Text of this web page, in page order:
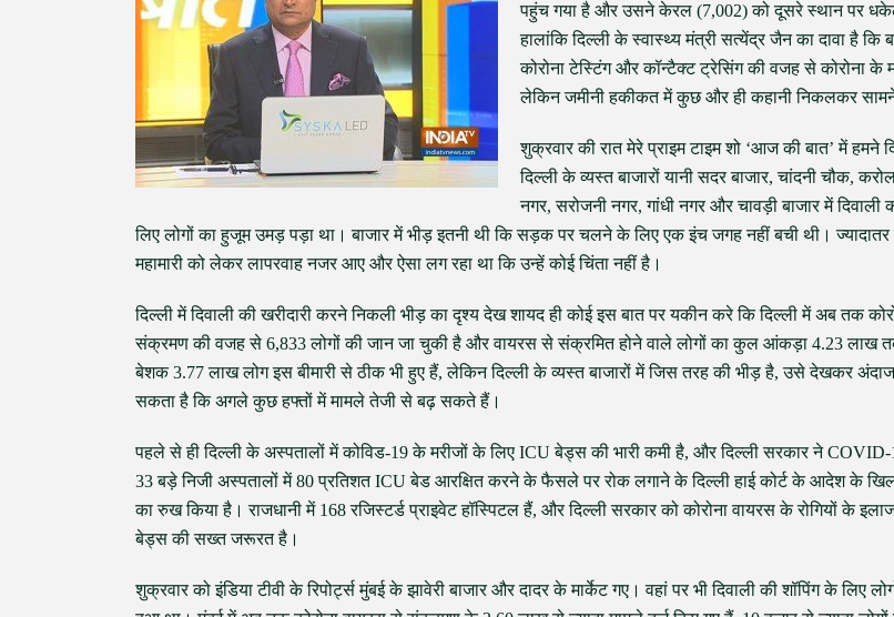
पहुंच गया है और उसने केरल (7,002) को दूसरे स्थान पर
हालांकि दिल्ली के स्वास्थ्य मंत्री सत्येंद्र जैन का दावा है कि
कोरोना टेस्टिंग और कॉन्टैक्ट ट्रेसिंग की वजह से कोरोना के
लेकिन जमीनी हकीकत में कुछ और ही कहानी निकलकर
शुक्रवार की रात मेरे प्राइम टाइम शो ‘आज की बात’ में हमने
दिल्ली के व्यस्त बाजारों यानी सदर बाजार, चांदनी चौक,
नगर, सरोजनी नगर, गांधी नगर और चावड़ी बाजार में दिवाली
लिए लोगों का हुजूम उमड़ पड़ा था। बाजार में भीड़ इतनी थी कि सड़क पर चलने के लिए एक इंच जगह नहीं बची थी। ज्यादातर
महामारी को लेकर लापरवाह नजर आए और ऐसा लग रहा था कि उन्हें कोई चिंता नहीं है।
दिल्ली में दिवाली की खरीदारी करने निकली भीड़ का दृश्य देख शायद ही कोई इस बात पर यकीन करे कि दिल्ली में अब तक
संक्रमण की वजह से 6,833 लोगों की जान जा चुकी है और वायरस से संक्रमित होने वाले लोगों का कुल आंकड़ा 4.23 लाख
बेशक 3.77 लाख लोग इस बीमारी से ठीक भी हुए हैं, लेकिन दिल्ली के व्यस्त बाजारों में जिस तरह की भीड़ है, उसे देखकर
सकता है कि अगले कुछ हफ्तों में मामले तेजी से बढ़ सकते हैं।
पहले से ही दिल्ली के अस्पतालों में कोविड-19 के मरीजों के लिए ICU बेड्स की भारी कमी है, और दिल्ली सरकार ने COVID-
33 बड़े निजी अस्पतालों में 80 प्रतिशत ICU बेड आरक्षित करने के फैसले पर रोक लगाने के दिल्ली हाई कोर्ट के आदेश के
का रुख किया है। राजधानी में 168 रजिस्टर्ड प्राइवेट हॉस्पिटल हैं, और दिल्ली सरकार को कोरोना वायरस के रोगियों के
बेड्स की सख्त जरूरत है।
शुक्रवार को इंडिया टीवी के रिपोर्ट्स मुंबई के झावेरी बाजार और दादर के मार्केट गए। वहां पर भी दिवाली की शॉपिंग के लिए